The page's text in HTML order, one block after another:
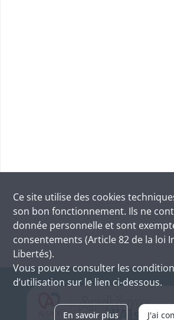
Ce site utilise des cookies
son bon fonctionnement. Ils ne
donnée personnelle et sont
consentements (Article 82 de la loi
Libertés).
Vous pouvez consulter les
d’utilisation sur le lien ci-dessous.
En savoir plus J'ai